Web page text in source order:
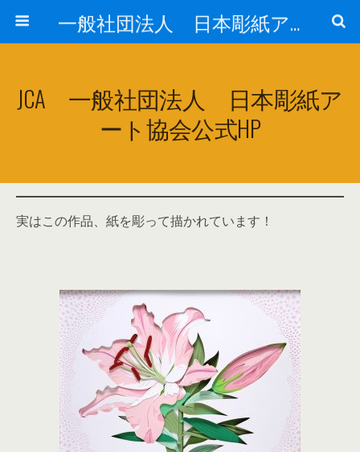
一般社団法人 日本彫紙アート協会公式HP【JCA】
JCA 一般社団法人 日本彫紙ア
ート協会公式HP
実はこの作品、紙を彫って描かれています！